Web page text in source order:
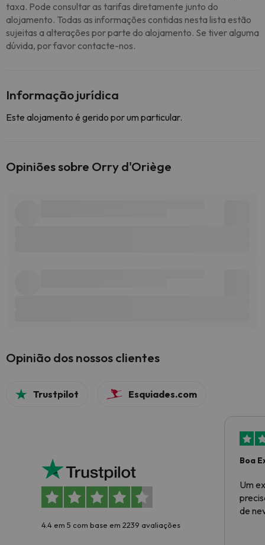
taxa. Pode consultar as tarifas diretamente junto do
alojamento. Todas as informações contidas nesta lista estão
sujeitas a alterações por parte do alojamento. Se tiver alguma
dúvida, por favor contacte-nos.
Informação jurídica
Este alojamento é gerido por um particular.
Opiniões sobre Orry d'Oriège
Opinião dos nossos clientes
Trustpilot Esquiades.com
4.4 em 5 com base em 2239 avaliações
Boa
Um
de